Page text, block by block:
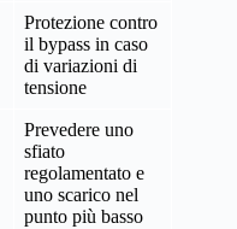
Protezione contro
il bypass in caso
di variazioni di
tensione
Prevedere uno
sfiato
regolamentato e
uno scarico nel
punto più basso